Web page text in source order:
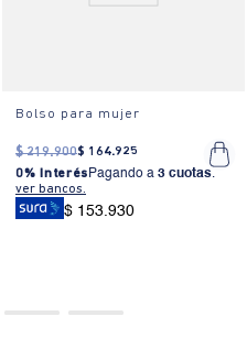
Bolso para mujer
$ 219.900$ 164.925
0% Interés Pagando a 3 cuotas.
ver bancos.
$ 153.930